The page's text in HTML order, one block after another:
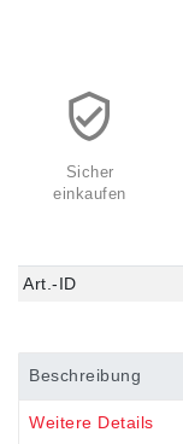
Sicher
einkaufen
Art.-ID
Beschreibung
Weitere Details